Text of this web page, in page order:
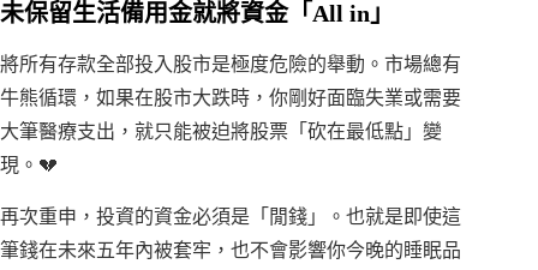
未保留生活備用金就將資金「All in」
將所有存款全部投入股市是極度危險的舉動。市場總有
牛熊循環，如果在股市大跌時，你剛好面臨失業或需要
大筆醫療支出，就只能被迫將股票「砍在最低點」變
現。💔
再次重申，投資的資金必須是「閒錢」。也就是即使這
筆錢在未來五年內被套牢，也不會影響你今晚的睡眠品